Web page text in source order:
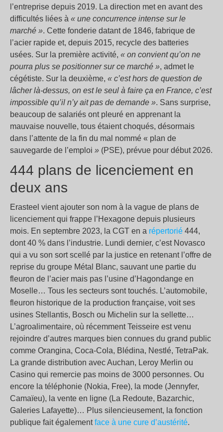
l’entreprise depuis 2019. La direction met en avant des
difficultés liées à « une concurrence intense sur le
marché ». Cette fonderie datant de 1846, fabrique de
l’acier rapide et, depuis 2015, recycle des batteries
usées. Sur la première activité, « on convient qu’on ne
pourra plus se positionner sur ce marché », admet le
cégétiste. Sur la deuxième, « c’est hors de question de
lâcher là-dessus, on est le seul à faire ça en France, c’est
impossible qu’il n’y ait pas de demande ». Sans surprise,
beaucoup de salariés ont pleuré en apprenant la
mauvaise nouvelle, tous étaient choqués, désormais
dans l’attente de la fin du mal nommé « plan de
sauvegarde de l’emploi » (PSE), prévue pour début 2026.
444 plans de licenciement en
deux ans
Erasteel vient ajouter son nom à la vague de plans de
licenciement qui frappe l’Hexagone depuis plusieurs
mois. En septembre 2023, la CGT en a répertorié 444,
dont 40 % dans l’industrie. Lundi dernier, c’est Novasco
qui a vu son sort scellé par la justice en retenant l’offre de
reprise du groupe Métal Blanc, sauvant une partie du
fleuron de l’acier mais pas l’usine d’Hagondange en
Moselle… Tous les secteurs sont touchés. L’automobile,
fleuron historique de la production française, voit ses
usines Stellantis, Bosch ou Michelin sur la sellette…
L’agroalimentaire, où récemment Teisseire est venu
rejoindre d’autres marques bien connues du grand public
comme Orangina, Coca-Cola, Blédina, Nestlé, TetraPak.
La grande distribution avec Auchan, Leroy Merlin ou
Casino qui remercie pas moins de 3000 personnes. Ou
encore la téléphonie (Nokia, Free), la mode (Jennyfer,
Camaïeu), la vente en ligne (La Redoute, Bazarchic,
Galeries Lafayette)… Plus silencieusement, la fonction
publique fait égalementface à une cure d’austérité.